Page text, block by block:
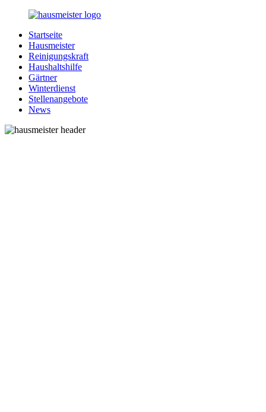
Zurück
Inhalt
Hausmeister.de
Alles
rund
Ihren
Haushalt
Startseite
Hausmeister
Reinigungskraft
Haushaltshilfe
Gärtner
Winterdienst
Stellenangebote
News